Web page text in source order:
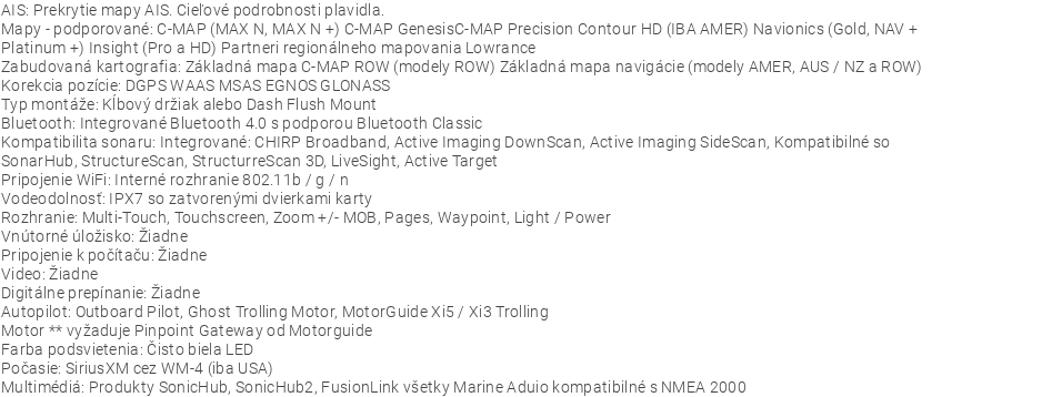
AIS: Prekrytie mapy AIS. Cieľové podrobnosti plavidla.
Mapy - podporované: C-MAP (MAX N, MAX N +) C-MAP GenesisC-MAP Precision Contour HD (IBA AMER) Navionics (Gold, NAV +
Platinum +) Insight (Pro a HD) Partneri regionálneho mapovania Lowrance
Zabudovaná kartografia: Základná mapa C-MAP ROW (modely ROW) Základná mapa navigácie (modely AMER, AUS / NZ a ROW)
Korekcia pozície: DGPS WAAS MSAS EGNOS GLONASS
Typ montáže: Kĺbový držiak alebo Dash Flush Mount
Bluetooth: Integrované Bluetooth 4.0 s podporou Bluetooth Classic
Kompatibilita sonaru: Integrované: CHIRP Broadband, Active Imaging DownScan, Active Imaging SideScan, Kompatibilné so
SonarHub, StructureScan, StructurreScan 3D, LiveSight, Active Target
Pripojenie WiFi: Interné rozhranie 802.11b / g / n
Vodeodolnosť: IPX7 so zatvorenými dvierkami karty
Rozhranie: Multi-Touch, Touchscreen, Zoom +/- MOB, Pages, Waypoint, Light / Power
Vnútorné úložisko: Žiadne
Pripojenie k počítaču: Žiadne
Video: Žiadne
Digitálne prepínanie: Žiadne
Autopilot: Outboard Pilot, Ghost Trolling Motor, MotorGuide Xi5 / Xi3 Trolling
Motor ** vyžaduje Pinpoint Gateway od Motorguide
Farba podsvietenia: Čisto biela LED
Počasie: SiriusXM cez WM-4 (iba USA)
Multimédiá: Produkty SonicHub, SonicHub2, FusionLink všetky Marine Aduio kompatibilné s NMEA 2000